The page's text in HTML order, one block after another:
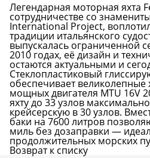
Легендарная моторная яхта
сотрудничестве со
International Project,
традиции итальянского
выпускалась ограниченной
2010 годах, её дизайн и
остаются актуальными и
Стеклопластиковый
обеспечивает великолепные
мощных двигателя MTU 16V
яхту до 33 узлов
крейсерскую в 30 узлов.
баки на 7600 литров
миль без дозаправки —
продолжительных морских
Возврат к списку